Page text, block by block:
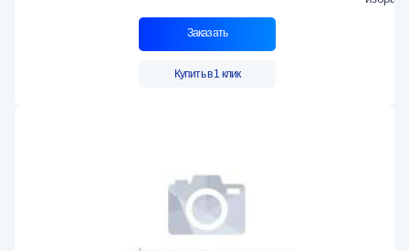
Заказать
Купить в 1 клик